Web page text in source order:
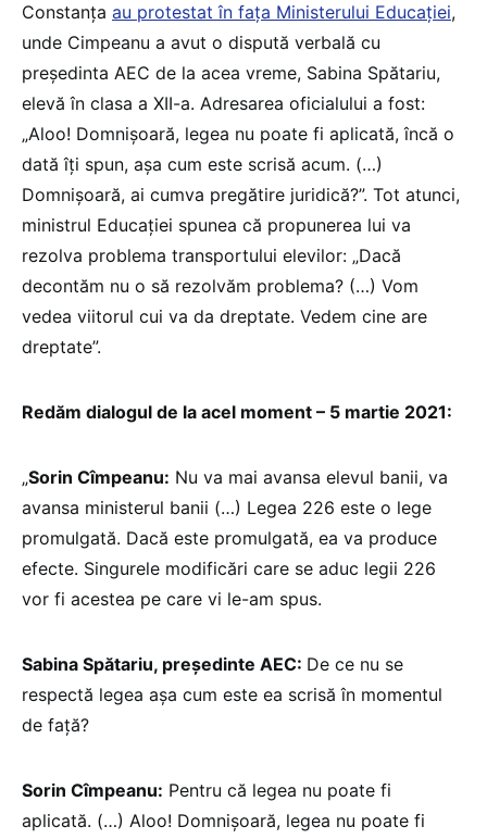
Constanța au protestat în fața Ministerului Educației,
unde Cimpeanu a avut o dispută verbală cu
președinta AEC de la acea vreme, Sabina Spătariu,
elevă în clasa a XII-a. Adresarea oficialului a fost:
„Aloo! Domnișoară, legea nu poate fi aplicată, încă o
dată îți spun, așa cum este scrisă acum. (…)
Domnișoară, ai cumva pregătire juridică?”. Tot atunci,
ministrul Educației spunea că propunerea lui va
rezolva problema transportului elevilor: „Dacă
decontăm nu o să rezolvăm problema? (…) Vom
vedea viitorul cui va da dreptate. Vedem cine are
dreptate”.
Redăm dialogul de la acel moment – 5 martie 2021:
„Sorin Cîmpeanu: Nu va mai avansa elevul banii, va
avansa ministerul banii (…) Legea 226 este o lege
promulgată. Dacă este promulgată, ea va produce
efecte. Singurele modificări care se aduc legii 226
vor fi acestea pe care vi le-am spus.
Sabina Spătariu, președinte AEC: De ce nu se
respectă legea așa cum este ea scrisă în momentul
de față?
Sorin Cîmpeanu: Pentru că legea nu poate fi
aplicată. (…) Aloo! Domnișoară, legea nu poate fi